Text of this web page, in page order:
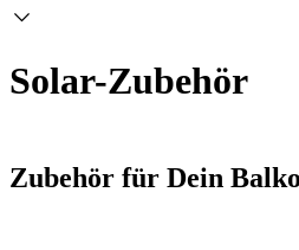
Solar-Zubehör
Zubehör für Dein